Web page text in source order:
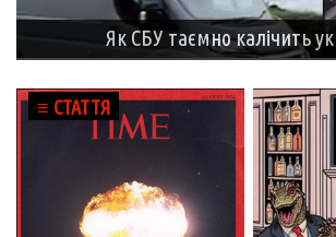
Як СБУ таємно калічить
≡ СТАТТЯ